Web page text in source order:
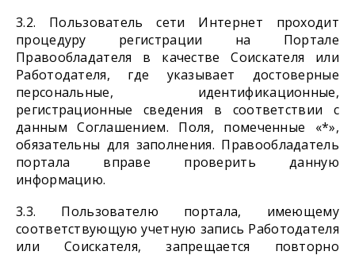
3.2. Пользователь сети Интернет проходит
процедуру регистрации на Портале
Правообладателя в качестве Соискателя или
Работодателя, где указывает достоверные
персональные, идентификационные,
регистрационные сведения в соответствии с
данным Соглашением. Поля, помеченные «*»,
обязательны для заполнения. Правообладатель
портала вправе проверить данную
информацию.
3.3. Пользователю портала, имеющему
соответствующую учетную запись Работодателя
или Соискателя, запрещается повторно